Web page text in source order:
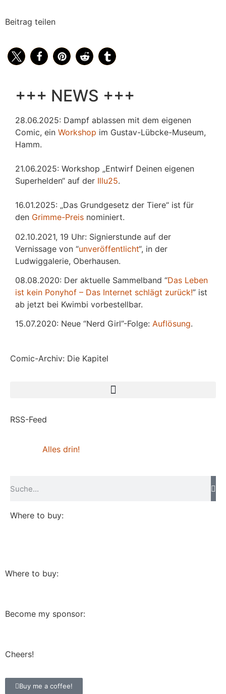
Beitrag teilen
+++ NEWS +++
28.06.2025: Dampf ablassen mit dem eigenen
Comic, ein Workshop im Gustav-Lübcke-Museum,
Hamm.
21.06.2025: Workshop „Entwirf Deinen eigenen
Superhelden“ auf der Illu25.
16.01.2025: „Das Grundgesetz der Tiere“ ist für
den Grimme-Preis nominiert.
02.10.2021, 19 Uhr: Signierstunde auf der
Vernissage von “unveröffentlicht“, in der
Ludwiggalerie, Oberhausen.
08.08.2020: Der aktuelle Sammelband “Das Leben
ist kein Ponyhof – Das Internet schlägt zurück!” ist
ab jetzt bei Kwimbi vorbestellbar.
15.07.2020: Neue “Nerd Girl”-Folge: Auflösung.
Comic-Archiv: Die Kapitel
RSS-Feed
Alles drin!
Where to buy:
Where to buy:
Become my sponsor:
Cheers!
Buy me a coffee!